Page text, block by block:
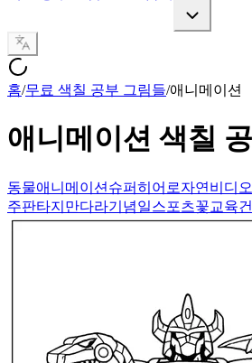
홈/무료 색칠 공부 그림들/애니메이션
애니메이션 색칠
동물애니메이션 슈퍼히어로자연 비디
주판타지 만다라기념일스포츠꽃교육